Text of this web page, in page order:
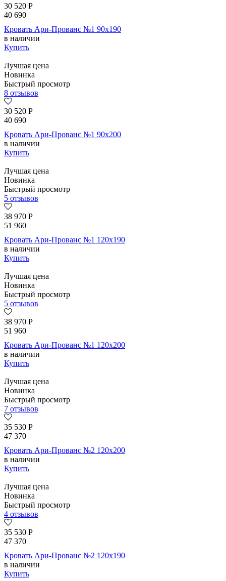
30 520 Р
40 690
Кровать Ари-Прованс №1 90х190
в наличии
Купить
Лучшая цена
Новинка
Быстрый просмотр
8 отзывов
30 520 Р
40 690
Кровать Ари-Прованс №1 90х200
в наличии
Купить
Лучшая цена
Новинка
Быстрый просмотр
5 отзывов
38 970 Р
51 960
Кровать Ари-Прованс №1 120х190
в наличии
Купить
Лучшая цена
Новинка
Быстрый просмотр
5 отзывов
38 970 Р
51 960
Кровать Ари-Прованс №1 120х200
в наличии
Купить
Лучшая цена
Новинка
Быстрый просмотр
7 отзывов
35 530 Р
47 370
Кровать Ари-Прованс №2 120х200
в наличии
Купить
Лучшая цена
Новинка
Быстрый просмотр
4 отзывов
35 530 Р
47 370
Кровать Ари-Прованс №2 120х190
в наличии
Купить